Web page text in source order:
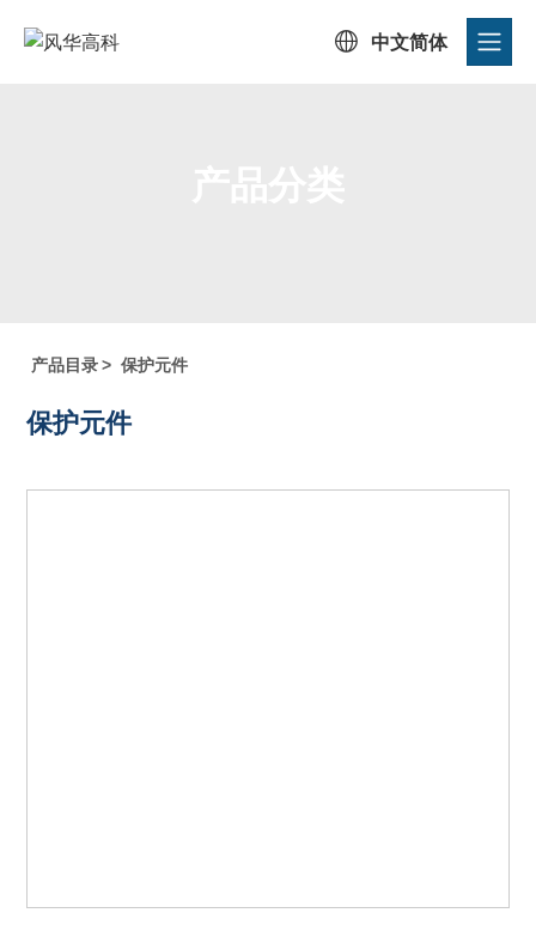
 中文简体
产品目录 > 保护元件
保护元件